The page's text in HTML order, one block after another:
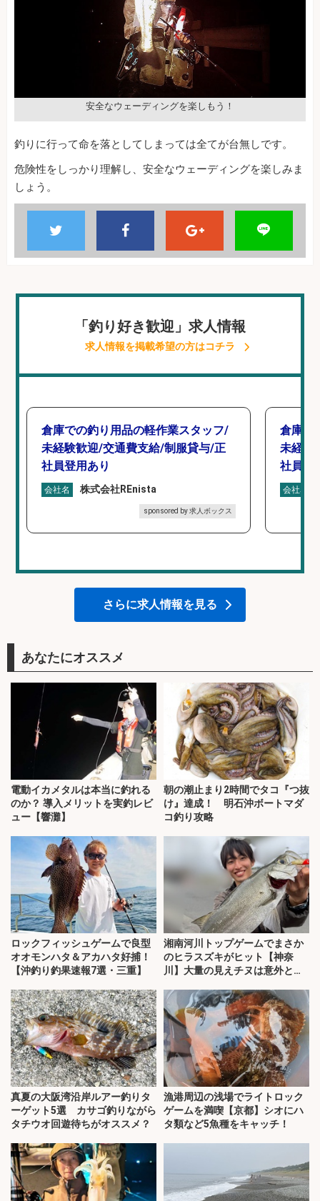
安全なウェーディングを楽しもう！
釣りに行って命を落としてしまっては全てが台無しです。
危険性をしっかり理解し、安全なウェーディングを楽しみま
しょう。
「釣り好き歓迎」求人情報
求人情報を掲載希望の方はコチラ
倉庫での釣り用品の軽作業スタッフ/
未経験歓迎/交通費支給/制服貸与/正
社員登用あり
会社名 株式会社REnista
sponsored by 求人ボックス
倉庫で
未経験
社員登
会社名
さらに求人情報を見る
あなたにオススメ
電動イカメタルは本当に釣れる
のか？ 導入メリットを実釣レビ
ュー【響灘】
朝の潮止まり2時間でタコ『つ抜
け』達成！ 明石沖ボートマダ
コ釣り攻略
ロックフィッシュゲームで良型
オオモンハタ＆アカハタ好捕！
【沖釣り釣果速報7選・三重】
湘南河川トップゲームでまさか
のヒラスズキがヒット【神奈
川】大量の見えチヌは意外と難
真夏の大阪湾沿岸ルアー釣りタ
ーゲット5選 カサゴ釣りながら
タチウオ回遊待ちがオススメ？
漁港周辺の浅場でライトロック
ゲームを満喫【京都】シオにハ
タ類など5魚種をキャッチ！